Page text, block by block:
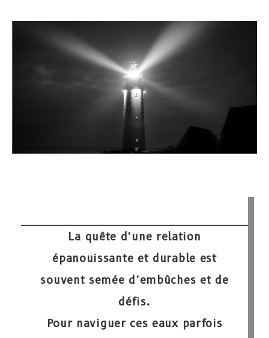
La quête d’une relation
épanouissante et durable est
souvent semée d’embûches et de
défis.
Pour naviguer ces eaux parfois